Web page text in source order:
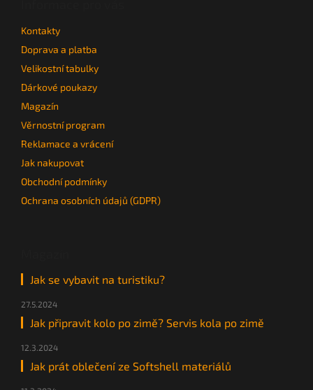
Kontakty
Doprava a platba
Velikostní tabulky
Dárkové poukazy
Magazín
Věrnostní program
Reklamace a vrácení
Jak nakupovat
Obchodní podmínky
Ochrana osobních údajů (GDPR)
Jak se vybavit na turistiku?
27.5.2024
Jak připravit kolo po zimě? Servis kola po zimě
12.3.2024
Jak prát oblečení ze Softshell materiálů